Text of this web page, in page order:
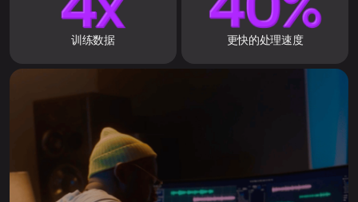
训练数据 更快的处理速度